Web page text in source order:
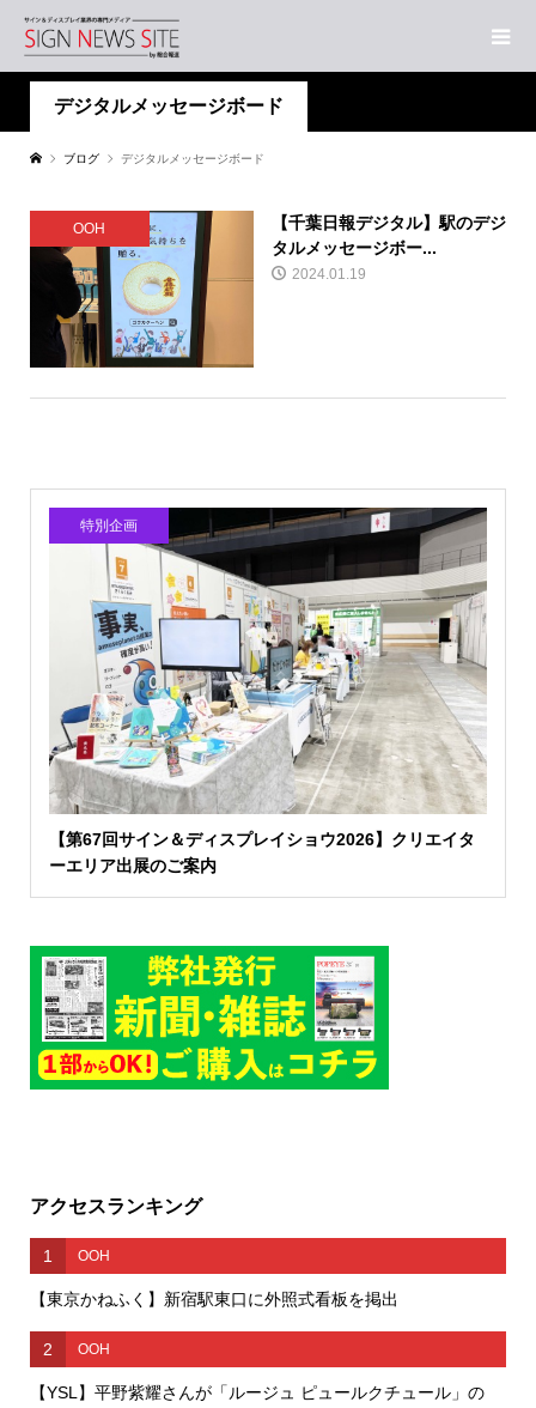
デジタルメッセージボード
ブログ デジタルメッセージボード
OOH
【千葉日報デジタル】駅のデジ
タルメッセージボー...
2024.01.19
特別企画
【第67回サイン＆ディスプレイショウ2026】クリエイタ
ーエリア出展のご案内
アクセスランキング
1 OOH
【東京かねふく】新宿駅東口に外照式看板を掲出
2 OOH
【YSL】平野紫耀さんが「ルージュ ピュールクチュール」の